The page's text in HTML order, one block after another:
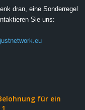
dran, eine Sonderregel
Sie uns:
für ein